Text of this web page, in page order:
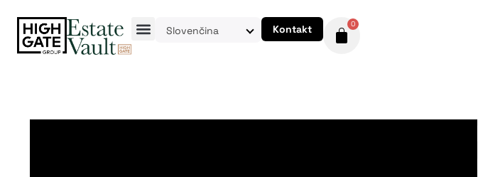
Slovenčina Kontakt 0